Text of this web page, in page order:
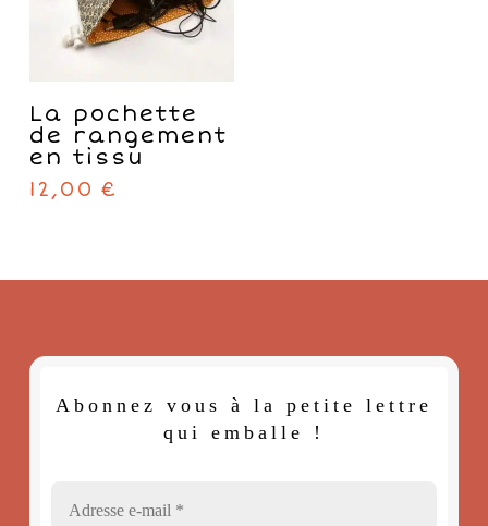
page
produit
CHOIX DES
OPTIONS
Ce
produit
a
plusieurs
variations.
Les
choisies
page
du
produit
La pochette
de rangement
en tissu
12,00 €
Abonnez vous à la petite lettre
qui emballe !